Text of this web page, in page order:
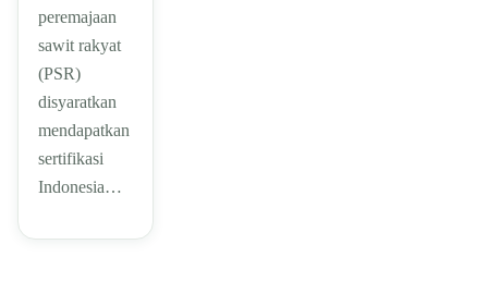
peremajaan
sawit rakyat
(PSR)
disyaratkan
mendapatkan
sertifikasi
Indonesia…